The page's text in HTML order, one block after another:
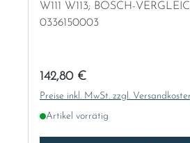
W111 W113; BOSCH-
0336150003
Regulärer Preis:
142,80 €
Preise inkl. MwSt. zzgl.
Artikel vorrätig